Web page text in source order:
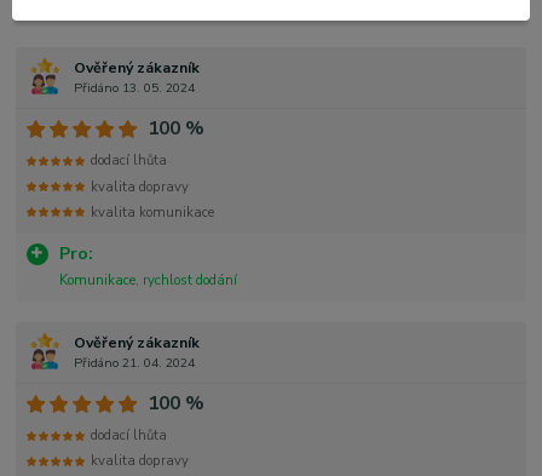
Ověřený zákazník
Přidáno 13. 05. 2024
Pro:
Komunikace, rychlost dodání
100 %
dodací lhůta
kvalita dopravy
kvalita komunikace
Ověřený zákazník
Přidáno 21. 04. 2024
100 %
dodací lhůta
kvalita dopravy